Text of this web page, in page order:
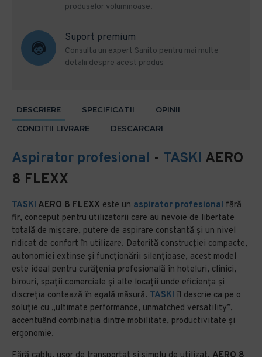
produselor voluminoase.
Suport premium
Consulta un expert Sanito pentru mai multe
detalii despre acest produs
DESCRIERE SPECIFICATII
OPINII
CONDITII LIVRARE
DESCARCARI
Aspirator profesional - TASKI AERO
8 FLEXX
TASKI AERO 8 FLEXX este un aspirator profesional fără
fir, conceput pentru utilizatorii care au nevoie de libertate
totală de mișcare, putere de aspirare constantă și un nivel
ridicat de confort în utilizare. Datorită construcției compacte,
autonomiei extinse și funcționării silențioase, acest model
este ideal pentru curățenia profesională în hoteluri, clinici,
birouri, spații comerciale și alte locații unde eficiența și
discreția contează în egală măsură. TASKI îl descrie ca pe o
soluție cu „ultimate performance, unmatched versatility”,
accentuând combinația dintre mobilitate, productivitate și
ergonomie.